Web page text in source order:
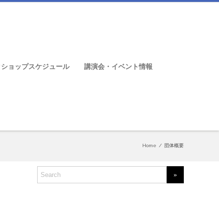
ショップスケジュール 講演会・イベント情報
Home / 団体概要
S
e